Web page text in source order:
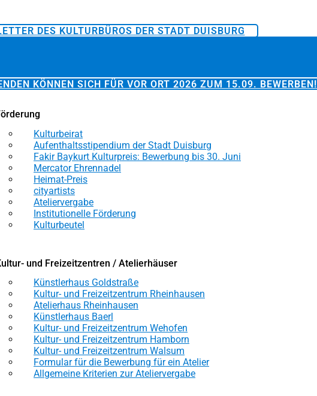
DES KULTURBÜROS DER STADT DUISBURG
KÖNNEN SICH FÜR VOR ORT 2026 ZUM 15.09. BEWERBEN!
Kulturbeirat
Aufenthaltsstipendium der Stadt Duisburg
Fakir Baykurt Kulturpreis: Bewerbung bis 30. Juni
Mercator Ehrennadel
Heimat-Preis
cityartists
Ateliervergabe
Institutionelle Förderung
Kulturbeutel
und Freizeitzentren / Atelierhäuser
Künstlerhaus Goldstraße
Kultur- und Freizeitzentrum Rheinhausen
Atelierhaus Rheinhausen
Künstlerhaus Baerl
Kultur- und Freizeitzentrum Wehofen
Kultur- und Freizeitzentrum Hamborn
Kultur- und Freizeitzentrum Walsum
Formular für die Bewerbung für ein Atelier
Allgemeine Kriterien zur Ateliervergabe